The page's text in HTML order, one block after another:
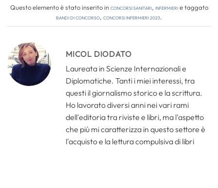
Questo elemento è stato inserito inConcorsi Sanitari, Infermierie taggato
bandi di concorso, concorsi infermieri 2023.
MICOL DIODATO
Laureata in Scienze Internazionali e
Diplomatiche. Tanti i miei interessi, tra
questi il giornalismo storico e la scrittura.
Ho lavorato diversi anni nei vari rami
dell'editoria tra riviste e libri, ma l'aspetto
che più mi caratterizza in questo settore è
l'acquisto e la lettura compulsiva di libri